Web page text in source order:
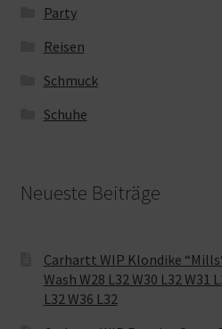
Party
Reisen
Schmuck
Schuhe
Neueste Beiträge
Carhartt WIP Klondike
Wash W28 L32 W30 L32 W31
L32 W36 L32